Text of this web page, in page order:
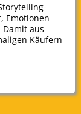
Emotionen
aus
Käufern